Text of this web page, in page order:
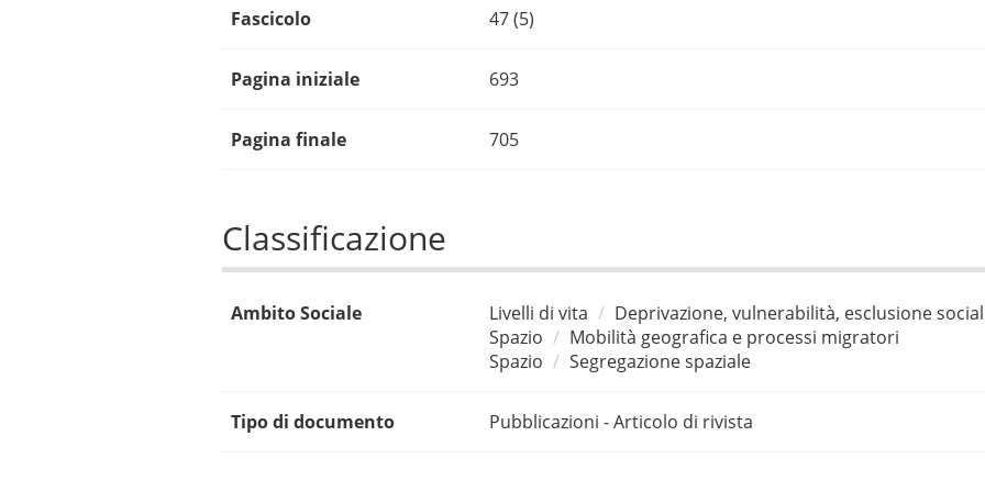
Fascicolo 47 (5)
Pagina iniziale 693
Pagina finale 705
Classificazione
Ambito Sociale Livelli di vita
Deprivazione, vulnerabilità, esclusione
Spazio
Mobilità geografica e processi migratori
Spazio
Segregazione spaziale
Tipo di documento Pubblicazioni - Articolo di rivista